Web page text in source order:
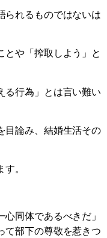
られるものではないは
とや「搾取しよう」と
る行為」とは言い難い
目論み、結婚生活その
。
心同体であるべきだ」
て部下の尊敬を惹きつ